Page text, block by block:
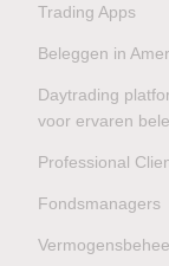
Trading Apps
Beleggen in
Daytrading
voor ervaren
Professional
Fondsmanagers